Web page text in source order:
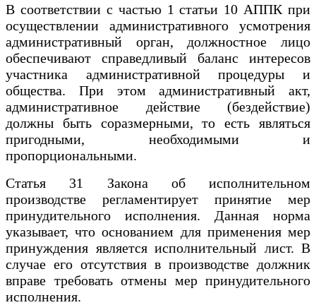
В соответствии с частью 1 статьи 10 АППК при
осуществлении административного усмотрения
административный орган, должностное лицо
обеспечивают справедливый баланс интересов
участника административной процедуры и
общества. При этом административный акт,
административное действие (бездействие)
должны быть соразмерными, то есть являться
пригодными, необходимыми и
пропорциональными.
Статья 31 Закона об исполнительном
производстве регламентирует принятие мер
принудительного исполнения. Данная норма
указывает, что основанием для применения мер
принуждения является исполнительный лист. В
случае его отсутствия в производстве должник
вправе требовать отмены мер принудительного
исполнения.